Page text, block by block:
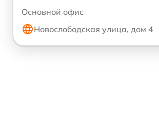
Основной офис
Новослободская улица, дом 4